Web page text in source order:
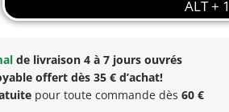
de livraison 4 à 7 jours ouvrés
offert dès 35 € d’achat!
pour toute commande dès 60 €